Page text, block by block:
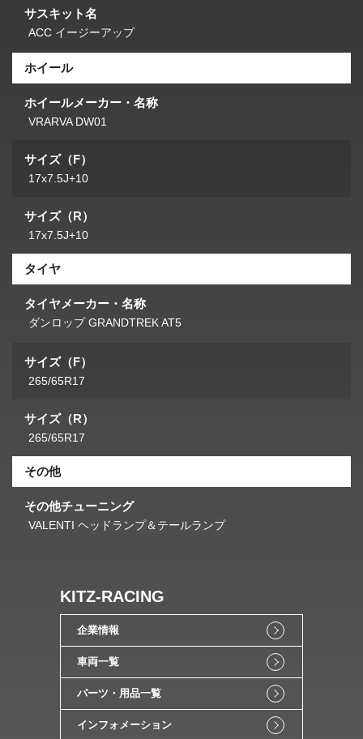
サスキット名
ACC イージーアップ
ホイール
ホイールメーカー・名称
VRARVA DW01
サイズ（F）
17x7.5J+10
サイズ（R）
17x7.5J+10
タイヤ
タイヤメーカー・名称
ダンロップ GRANDTREK AT5
サイズ（F）
265/65R17
サイズ（R）
265/65R17
その他
その他チューニング
VALENTI ヘッドランプ＆テールランプ
KITZ-RACING
企業情報
車両一覧
パーツ・用品一覧
インフォメーション